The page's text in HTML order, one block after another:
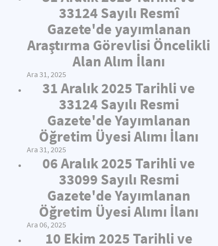
33124 Sayılı Resmî
Gazete'de yayımlanan
Araştırma Görevlisi Öncelikli
Alan Alım İlanı
Ara 31, 2025
31 Aralık 2025 Tarihli ve
33124 Sayılı Resmi
Gazete'de Yayımlanan
Öğretim Üyesi Alımı İlanı
Ara 31, 2025
06 Aralık 2025 Tarihli ve
33099 Sayılı Resmi
Gazete'de Yayımlanan
Öğretim Üyesi Alımı İlanı
Ara 06, 2025
10 Ekim 2025 Tarihli ve